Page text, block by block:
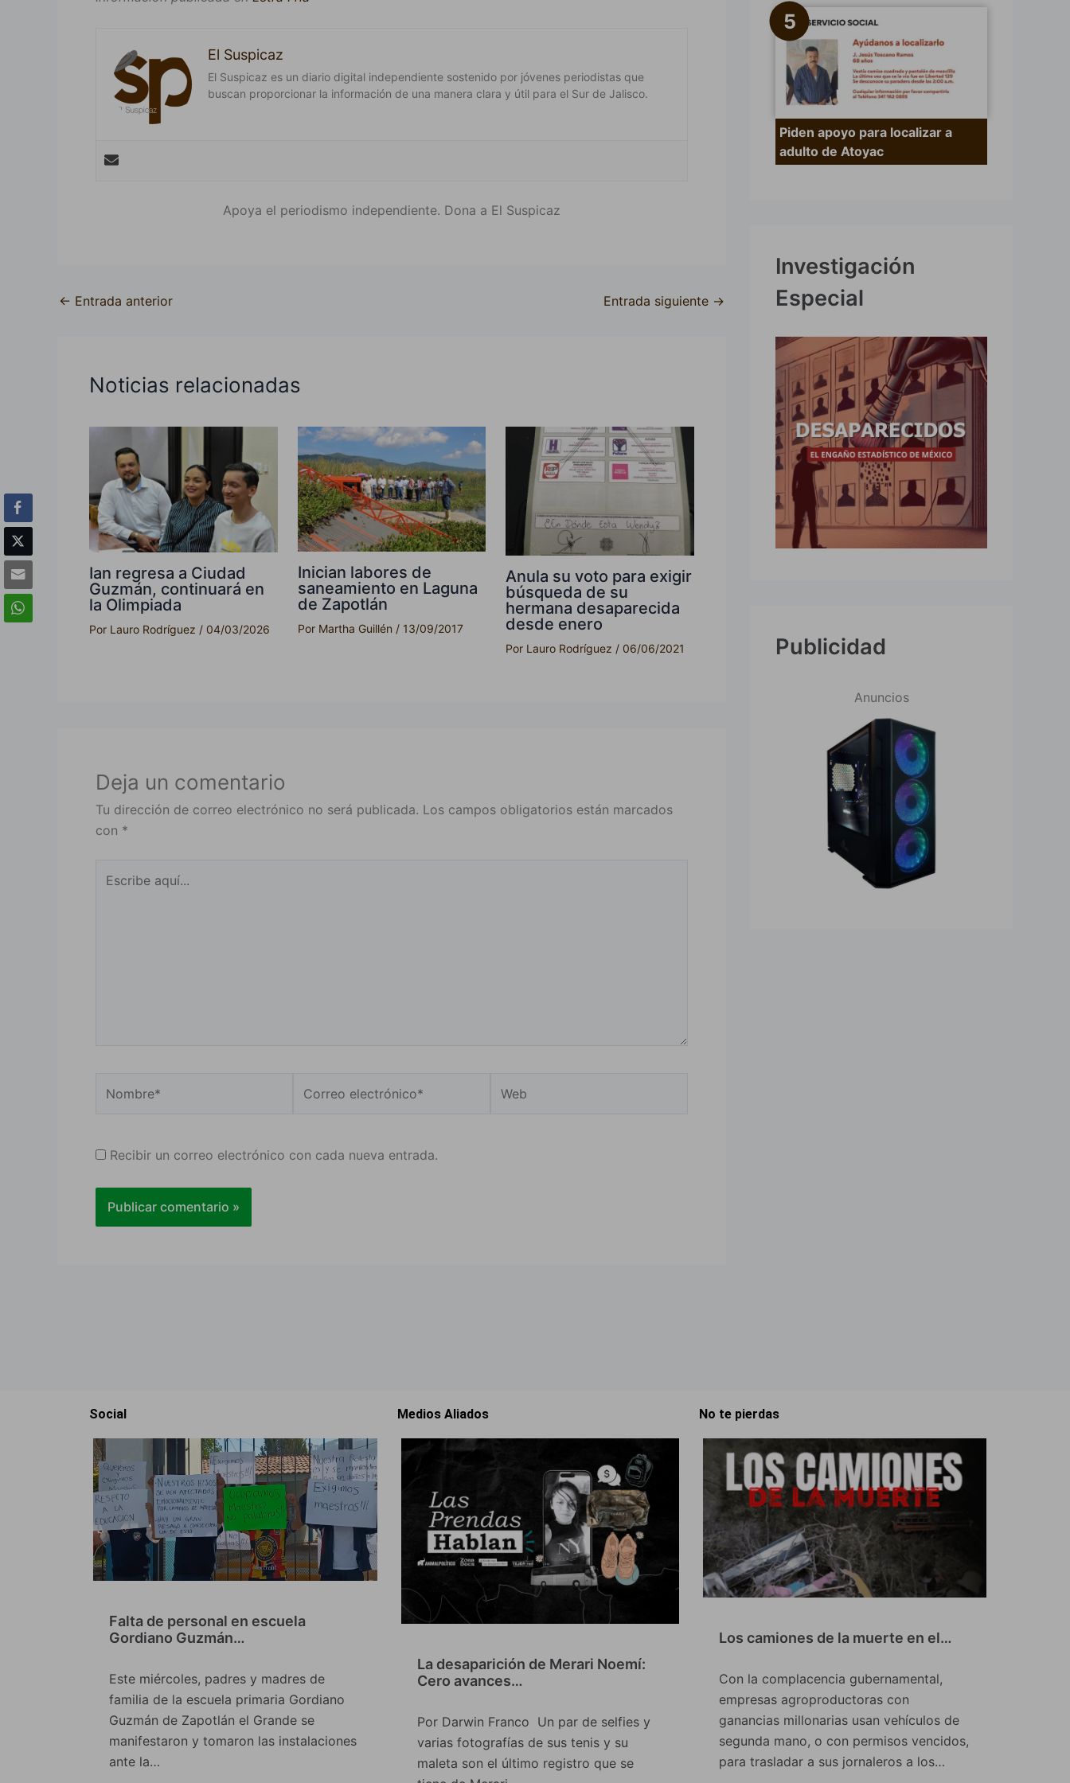
El Suspicaz
El Suspicaz es un diario digital independiente sostenido por jóvenes periodistas que
buscan proporcionar la información de una manera clara y útil para el Sur de Jalisco.
Apoya el periodismo independiente. Dona a El Suspicaz
← Entrada anterior Entrada siguiente →
Noticias relacionadas
Ian regresa a Ciudad
Guzmán, continuará en
la Olimpiada
Por Lauro Rodríguez / 04/03/2026
Inician labores de
saneamiento en Laguna
de Zapotlán
Por Martha Guillén / 13/09/2017
Anula su voto para exigir
búsqueda de su
hermana desaparecida
desde enero
Por Lauro Rodríguez / 06/06/2021
Deja un comentario
Tu dirección de correo electrónico no será publicada. Los campos obligatorios están marcados
con *
aquí...
electrónico*
Recibir un correo electrónico con cada nueva entrada.
Piden apoyo para localizar a
adulto de Atoyac
Investigación
Especial
Publicidad
Anuncios
Social
Falta de personal en escuela
Gordiano Guzmán…
Este miércoles, padres y madres de
familia de la escuela primaria Gordiano
Guzmán de Zapotlán el Grande se
manifestaron y tomaron las instalaciones
ante la…
Medios Aliados
La desaparición de Merari Noemí:
Cero avances…
Por Darwin Franco Un par de selfies y
varias fotografías de sus tenis y su
maleta son el último registro que se
No te pierdas
Los camiones de la muerte en el…
Con la complacencia gubernamental,
empresas agroproductoras con
ganancias millonarias usan vehículos de
segunda mano, o con permisos vencidos,
para trasladar a sus jornaleros a los…